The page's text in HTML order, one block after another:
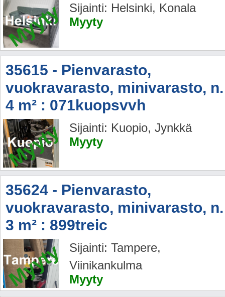
Myyty
Sijainti: Helsinki, Konala
Myyty
35615 - Pienvarasto,
vuokravarasto, minivarasto, n.
4 m² : 071kuopsvvh
Myyty
Sijainti: Kuopio, Jynkkä
Myyty
35624 - Pienvarasto,
vuokravarasto, minivarasto, n.
3 m² : 899treic
Myyty
Sijainti: Tampere,
Viinikankulma
Myyty